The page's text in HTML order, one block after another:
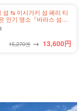
섬 ⇆ 이시가키 섬 페리 티
인기 명소『바라스 섬』
(No.486)
15,270엔 → 13,600円